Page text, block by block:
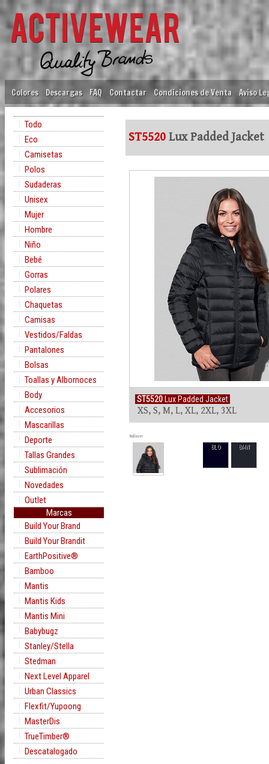
Colores Descargas FAQ Contactar Condiciones de Venta Aviso
Todo
Eco
Camisetas
Polos
Sudaderas
Unisex
Mujer
Hombre
Niño
Bebé
Gorras
Polares
Chaquetas
Camisas
Vestidos/Faldas
Pantalones
Bolsas
Toallas y Albornoces
Body
Accesorios
Mascarillas
Deporte
Tallas Grandes
Sublimación
Novedades
Outlet
Marcas
Build Your Brand
Build Your Brandit
EarthPositive®
Bamboo
Mantis
Mantis Kids
Mantis Mini
Babybugz
Stanley/Stella
Stedman
Next Level Apparel
Urban Classics
Flexfit/Yupoong
MasterDis
TrueTimber®
Descatalogado
ST5520 Lux Padded Jacket
ST5520 Lux Padded Jacket
XS, S, M, L, XL, 2XL, 3XL
Rollover
BLO BMN